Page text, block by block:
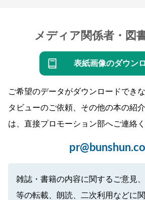
メディア関係者・図
表紙画像のダウン
ご希望のデータがダウンロードでき
タビューのご依頼、その他の本の紹
は、直接プロモーション部へご連絡く
雑誌・書籍の内容に関するご意見
等の転載、朗読、二次利用などに